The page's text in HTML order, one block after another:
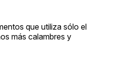
que utiliza sólo el
más calambres y